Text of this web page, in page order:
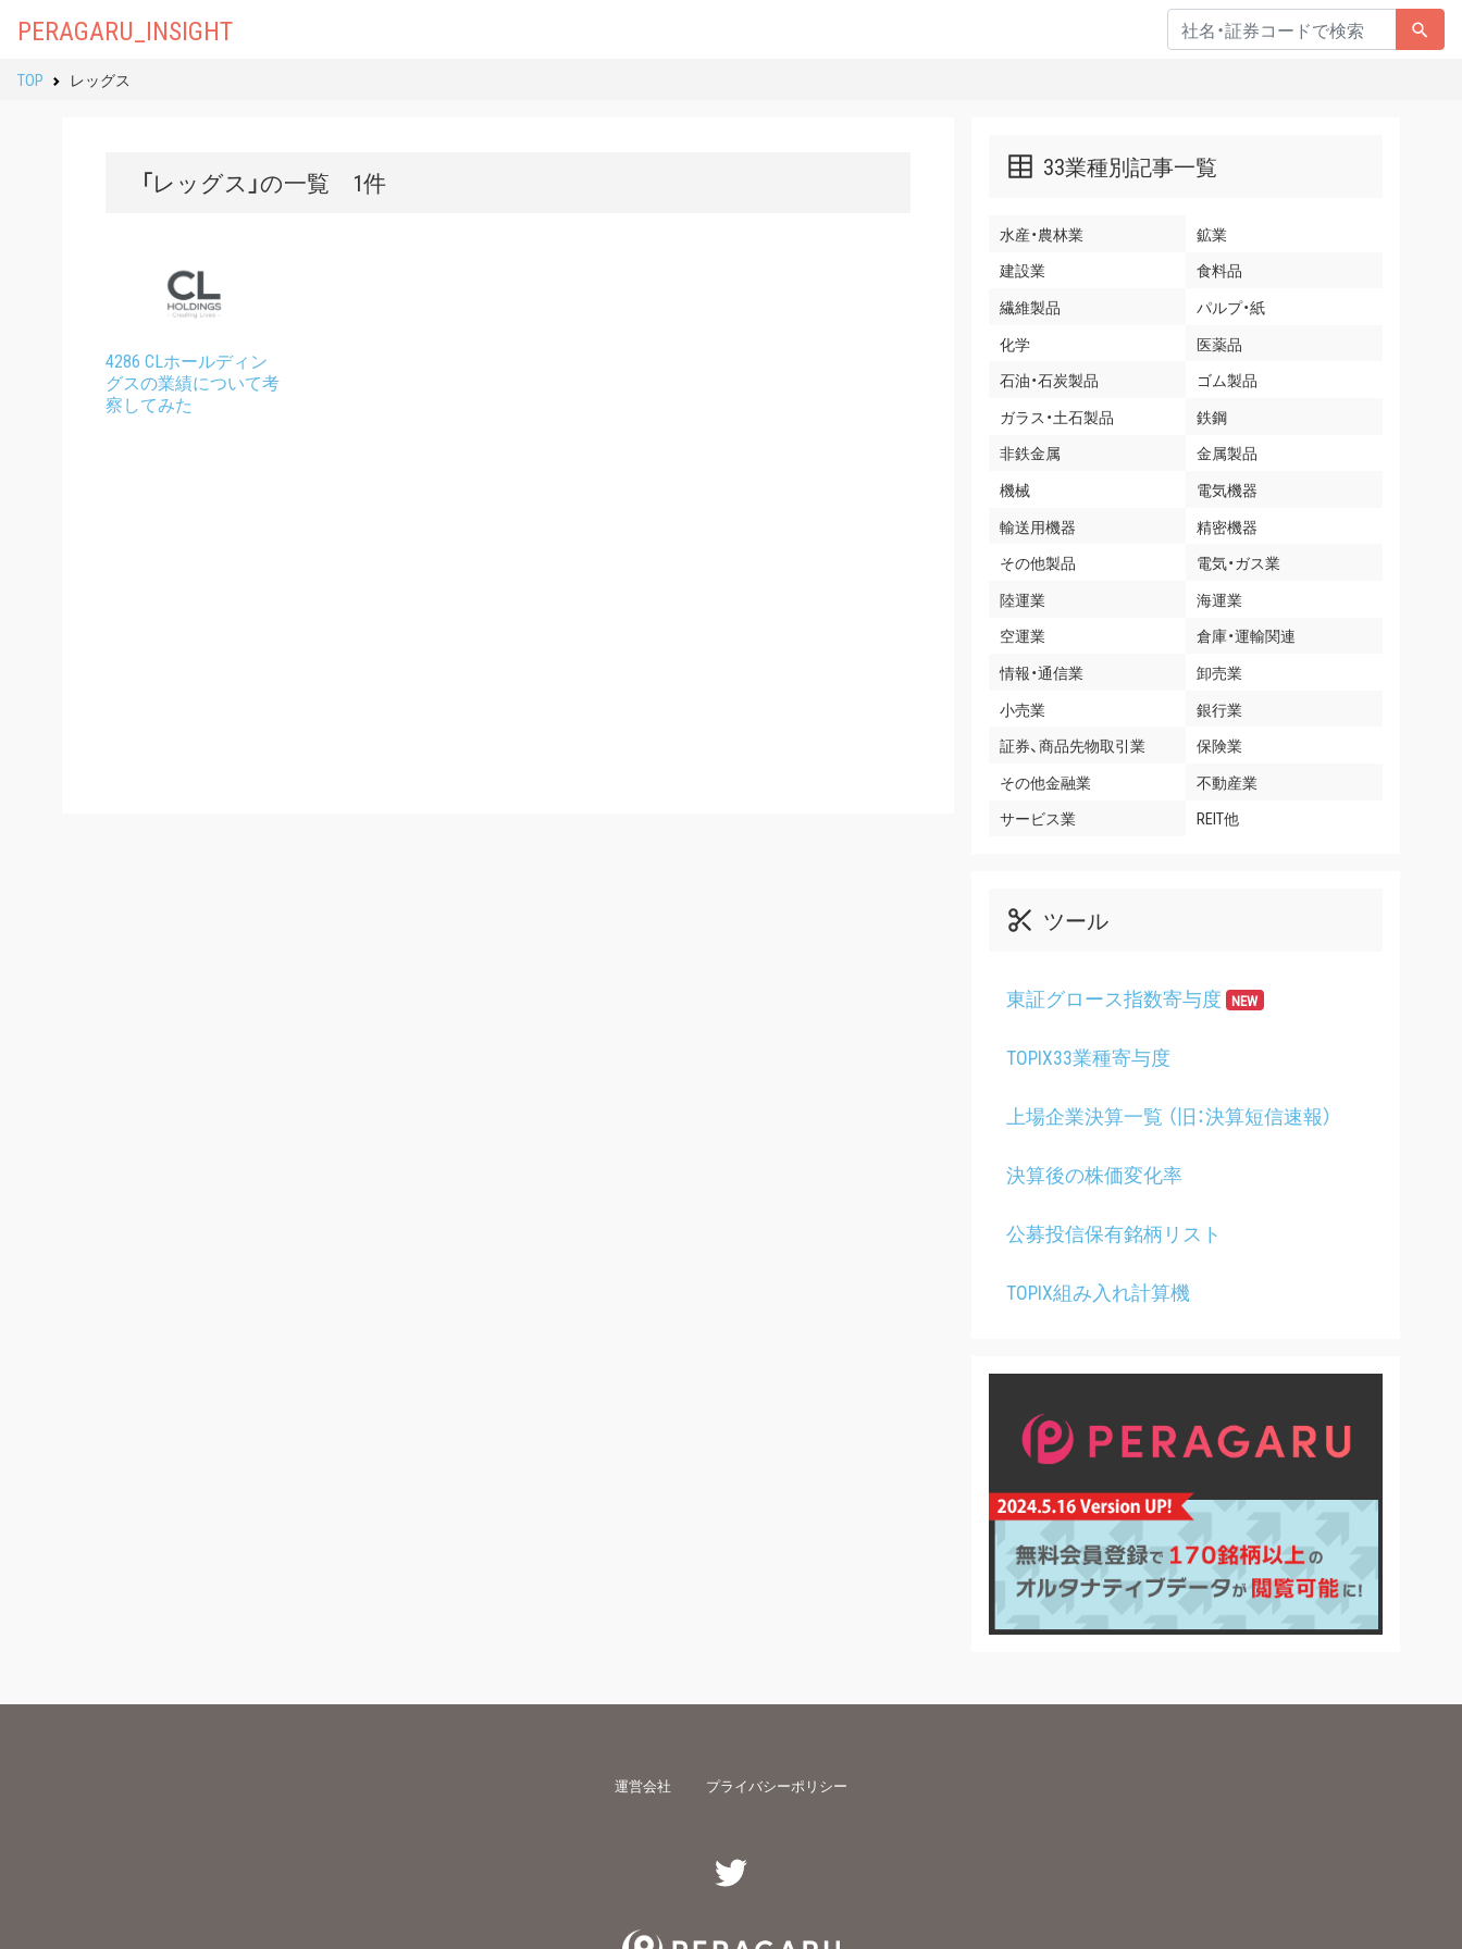
PERAGARU_INSIGHT
TOP レッグス
「レッグス」の一覧 1件
4286 CLホールディン
グスの業績について考
察してみた
33業種別記事一覧
水産・農林業
鉱業
建設業
食料品
繊維製品
パルプ・紙
化学
医薬品
石油・石炭製品
ゴム製品
ガラス・土石製品
鉄鋼
非鉄金属
金属製品
機械
電気機器
輸送用機器
精密機器
その他製品
電気・ガス業
陸運業
海運業
空運業
倉庫・運輸関連
情報・通信業
卸売業
小売業
銀行業
証券、商品先物取引業
保険業
その他金融業
不動産業
サービス業
REIT他
ツール
東証グロース指数寄与度 NEW
TOPIX33業種寄与度
上場企業決算一覧 （旧：決算短信速報）
決算後の株価変化率
公募投信保有銘柄リスト
TOPIX組み入れ計算機
運営会社 プライバシーポリシー